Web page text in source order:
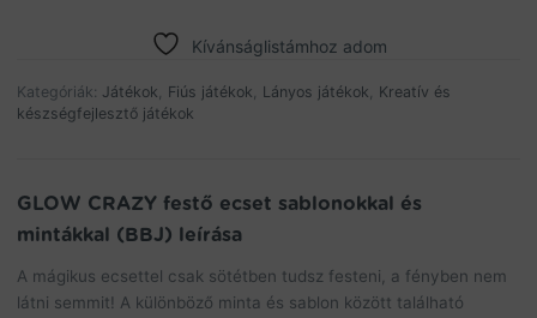
mintákkal
(BBJ)
Kívánságlistámhoz adom
Kategóriák: Játékok, Fiús játékok, Lányos játékok, Kreatív és
készségfejlesztő játékok
GLOW CRAZY festő ecset sablonokkal és
mintákkal (BBJ) leírása
A mágikus ecsettel csak sötétben tudsz festeni, a fényben nem
látni semmit! A különböző minta és sablon között található